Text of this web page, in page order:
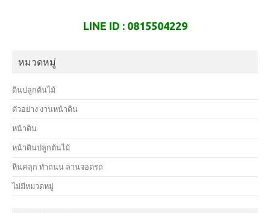
LINE ID : 0815504229
หมวดหมู่
ดินปลูกต้นไม้
ตัวอย่าง งานหน้าดิน
หน้าดิน
หน้าดินปลูกต้นไม้
หินคลุก ทำถนน ลานจอดรถ
ไม่มีหมวดหมู่